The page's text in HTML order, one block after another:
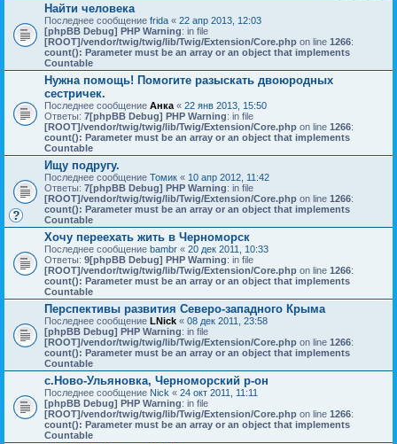
Найти человека
Последнее сообщение frida « 22 апр 2013, 12:03
[phpBB Debug] PHP Warning: in file
[ROOT]/vendor/twig/twig/lib/Twig/Extension/Core.php on line 1266:
count(): Parameter must be an array or an object that implements
Countable
Нужна помощь! Помогите разыскать двоюродных
сестричек.
Последнее сообщение Анка « 22 янв 2013, 15:50
Ответы: 7[phpBB Debug] PHP Warning: in file
[ROOT]/vendor/twig/twig/lib/Twig/Extension/Core.php on line 1266:
count(): Parameter must be an array or an object that implements
Countable
Ищу подругу.
Последнее сообщение Томик « 10 апр 2012, 11:42
Ответы: 7[phpBB Debug] PHP Warning: in file
[ROOT]/vendor/twig/twig/lib/Twig/Extension/Core.php on line 1266:
count(): Parameter must be an array or an object that implements
Countable
Хочу переехать жить в Черноморск
Последнее сообщение bambr « 20 дек 2011, 10:33
Ответы: 9[phpBB Debug] PHP Warning: in file
[ROOT]/vendor/twig/twig/lib/Twig/Extension/Core.php on line 1266:
count(): Parameter must be an array or an object that implements
Countable
Перспективы развития Северо-западного Крыма
Последнее сообщение LNick « 08 дек 2011, 23:58
[phpBB Debug] PHP Warning: in file
[ROOT]/vendor/twig/twig/lib/Twig/Extension/Core.php on line 1266:
count(): Parameter must be an array or an object that implements
Countable
с.Ново-Ульяновка, Черноморский р-он
Последнее сообщение Nick « 24 окт 2011, 11:11
[phpBB Debug] PHP Warning: in file
[ROOT]/vendor/twig/twig/lib/Twig/Extension/Core.php on line 1266:
count(): Parameter must be an array or an object that implements
Countable